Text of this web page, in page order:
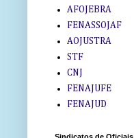
AFOJEBRA
FENASSOJAF
AOJUSTRA
STF
CNJ
FENAJUFE
FENAJUD